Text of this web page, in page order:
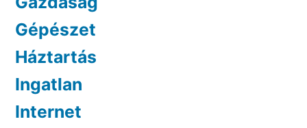
Gépészet
Háztartás
Ingatlan
Internet